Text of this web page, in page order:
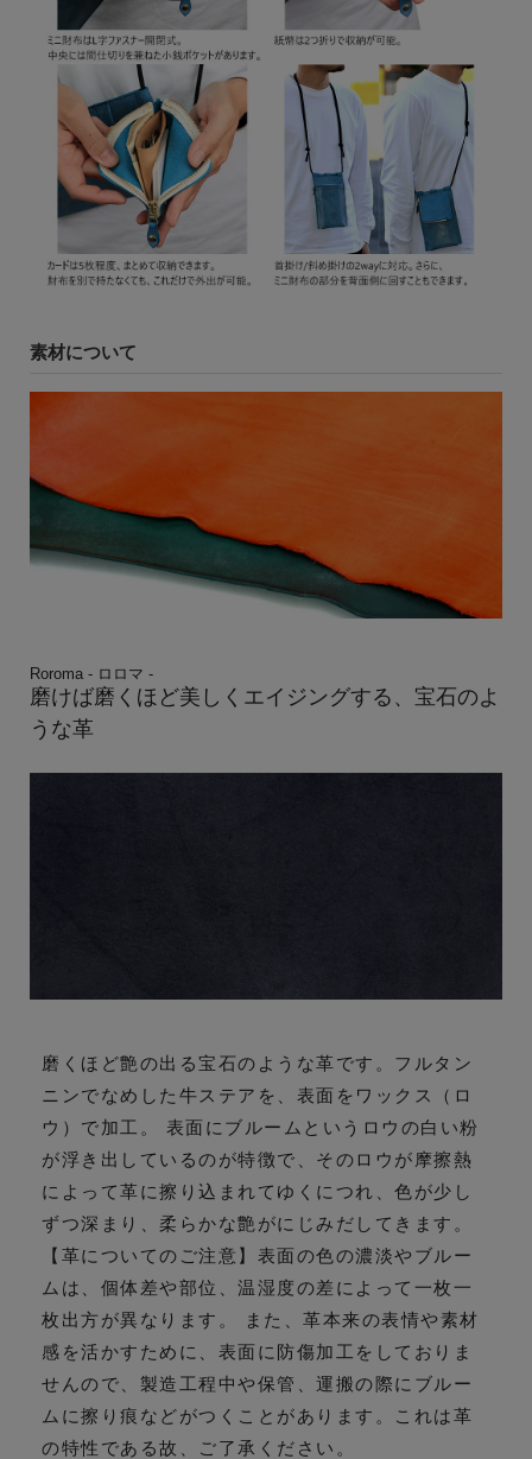
素材について
Roroma - ロロマ -
磨けば磨くほど美しくエイジングする、宝石のよ
うな革
磨くほど艶の出る宝石のような革です。フルタン
ニンでなめした牛ステアを、表面をワックス（ロ
ウ）で加工。 表面にブルームというロウの白い粉
が浮き出しているのが特徴で、そのロウが摩擦熱
によって革に擦り込まれてゆくにつれ、色が少し
ずつ深まり、柔らかな艶がにじみだしてきます。
【革についてのご注意】表面の色の濃淡やブルー
ムは、個体差や部位、温湿度の差によって一枚一
枚出方が異なります。 また、革本来の表情や素材
感を活かすために、表面に防傷加工をしておりま
せんので、製造工程中や保管、運搬の際にブルー
ムに擦り痕などがつくことがあります。これは革
の特性である故、ご了承ください。